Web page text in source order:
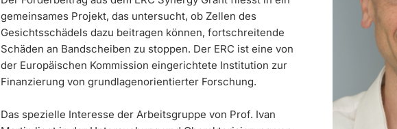
gemeinsames Projekt, das untersucht, ob Zellen des
Gesichtsschädels dazu beitragen können, fortschreitende
Schäden an Bandscheiben zu stoppen. Der ERC ist eine von
der Europäischen Kommission eingerichtete Institution zur
Finanzierung von grundlagenorientierter Forschung.
Das spezielle Interesse der Arbeitsgruppe von Prof. Ivan